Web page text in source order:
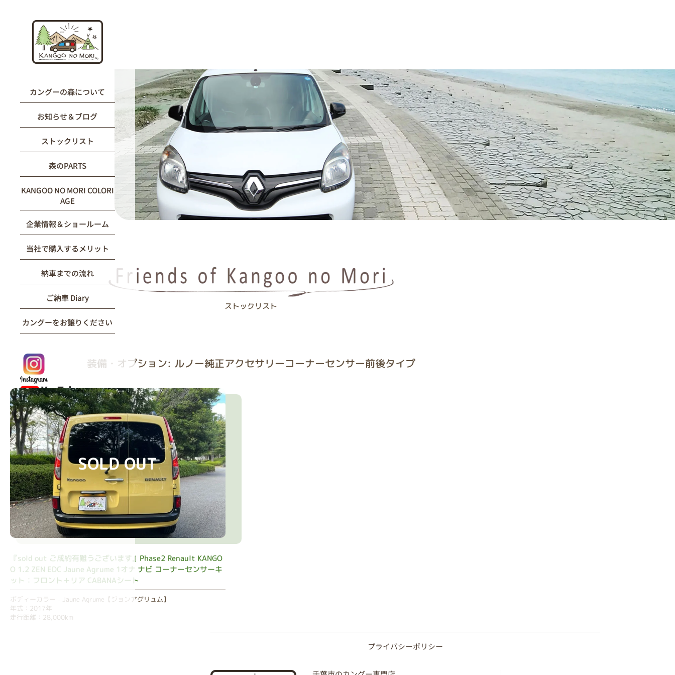
カングーの森について
お知らせ＆ブログ
ストックリスト
森のPARTS
KANGOO NO MORI COLORI
AGE
企業情報＆ショールーム
当社で購入するメリット
納車までの流れ
ご納車 Diary
カングーをお譲りください
ストックリスト
装備・オプション: ルノー純正アクセサリーコーナーセンサー前後タイプ
SOLD OUT
『sold out ご成約有難うございます』Phase2 Renault KANGO
O 1.2 ZEN EDC Jaune Agrume 1オナ ナビ コーナーセンサーキ
ット：フロント＋リア CABANAシート
ボディーカラー：Jaune Agrume【ジョンアグリュム】
年式：2017年
走行距離：28,000km
プライバシーポリシー